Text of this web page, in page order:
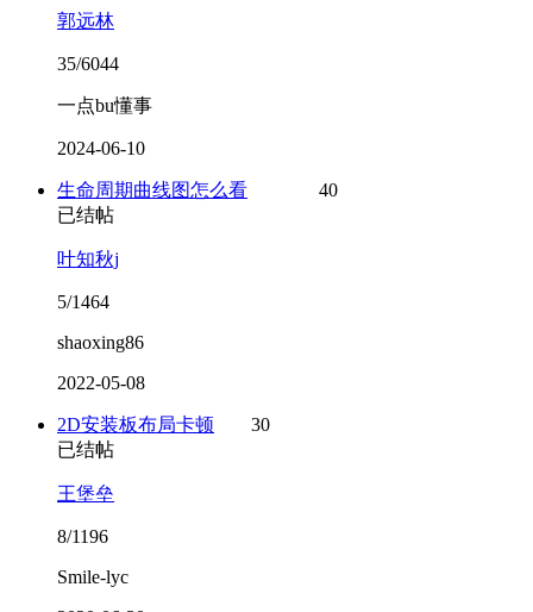
郭远林
35/6044
一点bu懂事
2024-06-10
生命周期曲线图怎么看
40
已结帖
叶知秋j
5/1464
shaoxing86
2022-05-08
2D安装板布局卡顿
30
已结帖
王堡垒
8/1196
Smile-lyc